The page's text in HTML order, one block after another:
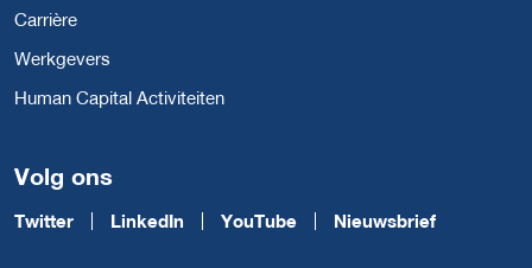
Carrière
Werkgevers
Human Capital Activiteiten
Volg ons
Twitter LinkedIn YouTube Nieuwsbrief